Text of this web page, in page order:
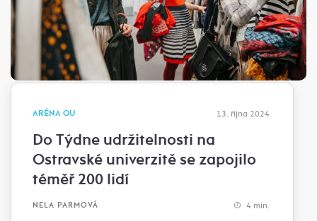
ARÉNA OU 13. října 2024
Do Týdne udržitelnosti na
Ostravské univerzitě se zapojilo
téměř 200 lidí
NELA PARMOVÁ 4 min.